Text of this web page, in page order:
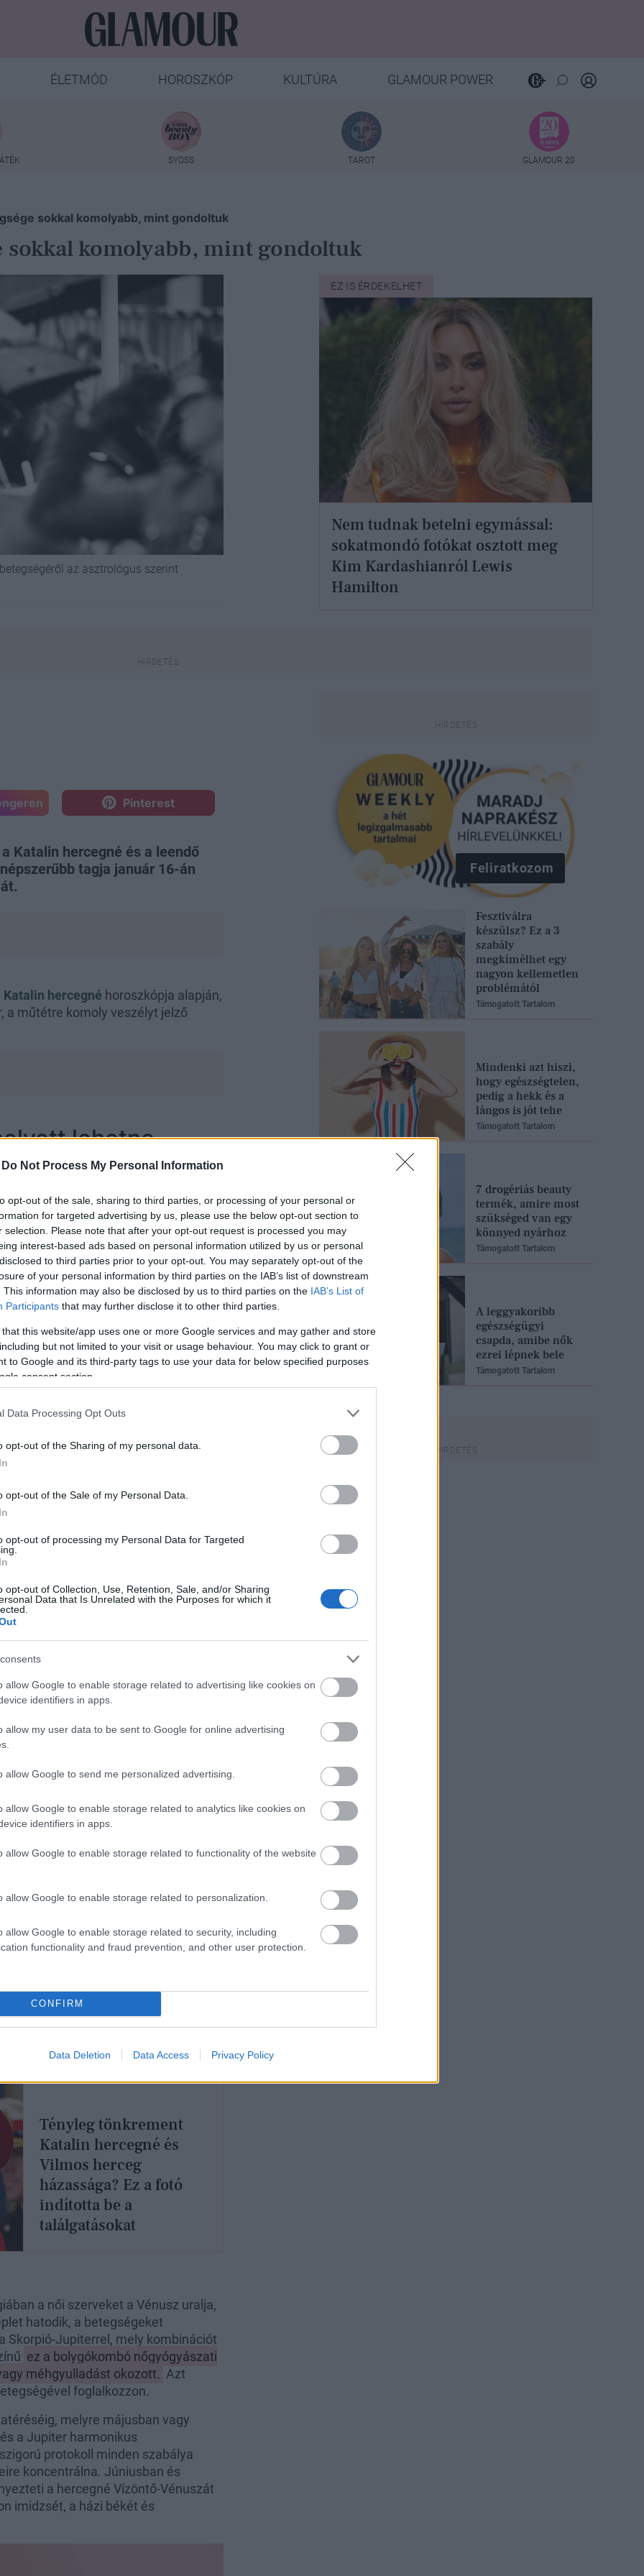
Do Not Process My Personal Information
opt-out of the sale, sharing to third parties, or processing of your personal or
for targeted advertising by us, please use the below opt-out section to
selection. Please note that after your opt-out request is processed you may
interest-based ads based on personal information utilized by us or personal
to third parties prior to your opt-out. You may separately opt-out of the
of your personal information by third parties on the IAB’s list of downstream
This information may also be disclosed by us to third parties on the IAB’s List of
Participants that may further disclose it to other third parties.
that this website/app uses one or more Google services and may gather and store
but not limited to your visit or usage behaviour. You may click to grant or
to Google and its third-party tags to use your data for below specified purposes
consent section.
Data Processing Opt Outs
opt-out of the Sharing of my personal data.
opt-out of the Sale of my Personal Data.
opt-out of processing my Personal Data for Targeted
opt-out of Collection, Use, Retention, Sale, and/or Sharing
Data that Is Unrelated with the Purposes for which it
allow Google to enable storage related to advertising like cookies on
identifiers in apps.
allow my user data to be sent to Google for online advertising
allow Google to send me personalized advertising.
allow Google to enable storage related to analytics like cookies on
identifiers in apps.
allow Google to enable storage related to functionality of the website
allow Google to enable storage related to personalization.
allow Google to enable storage related to security, including
functionality and fraud prevention, and other user protection.
CONFIRM
Data Deletion Data Access Privacy Policy
ÉLETMÓD HOROSZKÓP KULTÚRA GLAMOUR POWER
SYOSS TAROT GLAMOUR 20
sokkal komolyabb, mint gondoltuk
sokkal komolyabb, mint gondoltuk
az asztrológus szerint
EZ IS ÉRDEKELHET
Nem tudnak betelni egymással:
sokatmondó fotókat osztott meg
Kim Kardashianról Lewis
Hamilton
Pinterest
Katalin hercegné és a leendő
tagja január 16-án
Katalin hercegné horoszkópja alapján,
a műtétre komoly veszélyt jelző
lehetne
a Plútón kívül a műtéteket
problémáira utaló Mérleg
lévő Marstól szenvedett el
szúró- és vágószerszámokkal való
A hercegné nyolcaid házának
és az életveszélyes helyzeteket
pozíciójával.
felkelő jeggyel, a Neptunusz
ártalmas aspektust,
ami arra utal,
több napon át elhúzódó kómába
és vészhelyzetek égiteste is
jegyénben lévő Plútóval.
teljesen összetört,
szívszorító dolog áll a
helyzetben lévő Hold a
ura, a Bak jegyében lévő Nap a
a kiemelt pozícióban lévő Mérleg-
kötelezettségekkel blokkolja,
végez, így erősíti meg önbizalmát
pihenés nélkül, horoszkópja ugyanis
hogyérzelmeit el kell nyomnia
kell fizikai, érzelmi jó
manifesztálódhat. Erős
de mivel Vilmos herceg Rák-
a trónörökös gondoskodó anyát
hogy a szenvedélyt, mely a Vénusz
az anyáskodás.
kilátásokat jelzi, a Vízöntőbe esik,
inkább a spontaneitásnak kellene
Tényleg tönkrement
Katalin hercegné és
Vilmos herceg
házassága? Ez a fotó
indította be a
találgatásokat
a női szerveket a Vénusz uralja,
hatodik, a betegségeket
Skorpió-Jupiterrel, mely kombinációt
ez a bolygókombó nőgyógyászati
méhgyulladást okozott. Azt
foglalkozzon.
melyre májusban vagy
a Jupiter harmonikus
protokoll minden szabálya
koncentrálna. Júniusban és
a hercegné Vízöntő-Vénuszát
imidzsét, a házi békét és
Feliratkozom
Fesztiválra
készülsz? Ez a 3
szabály
megkímélhet egy
nagyon kellemetlen
problémától
Támogatott Tartalom
Mindenki azt hiszi,
hogy egészségtelen,
pedig a hekk és a
lángos is jót tehe
Támogatott Tartalom
7 drogériás beauty
termék, amire most
szükséged van egy
könnyed nyárhoz
Támogatott Tartalom
A leggyakoribb
egészségügyi
csapda, amibe nők
ezrei lépnek bele
Támogatott Tartalom